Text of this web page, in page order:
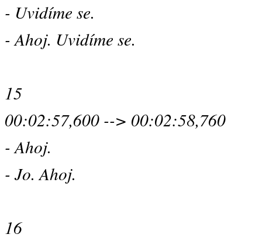
- Uvidíme se.
- Ahoj. Uvidíme se.
15
00:02:57,600 --> 00:02:58,760
- Ahoj.
- Jo. Ahoj.
16